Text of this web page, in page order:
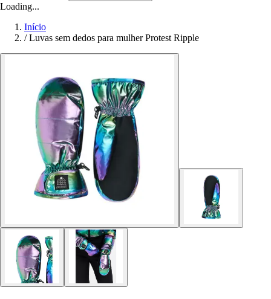
Loading...
Início
/ Luvas sem dedos para mulher Protest Ripple